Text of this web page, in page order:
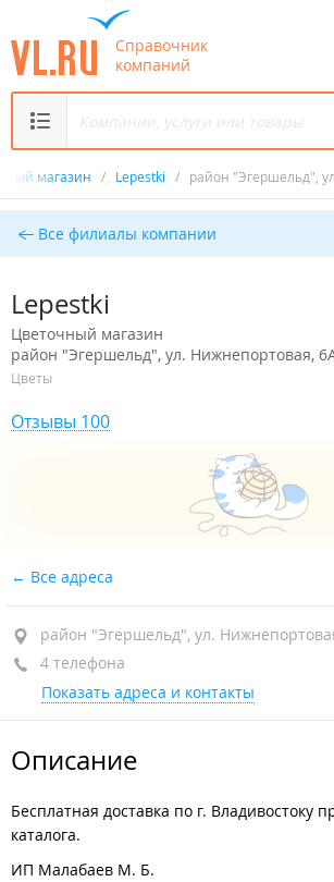
Справочник
компаний
магазин / Lepestki / район "Эгершельд",
Все филиалы компании
Lepestki
Цветочный магазин
район "Эгершельд", ул. Нижнепортовая,
Цветы
Отзывы 100
Все адреса
район "Эгершельд", ул.
4 телефона
Показать адреса и контакты
Описание
Бесплатная доставка по г. Владивостоку
каталога.
ИП Малабаев М. Б.